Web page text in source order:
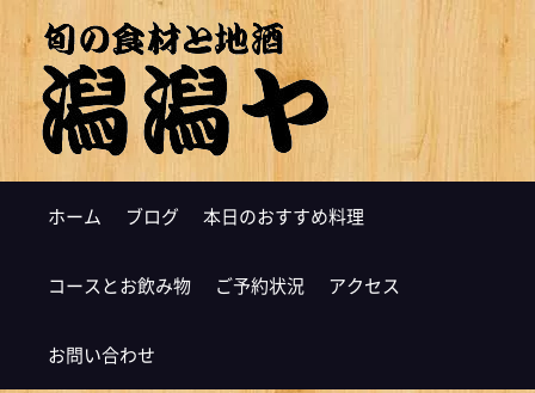
ホーム ブログ 本日のおすすめ料理
コースとお飲み物 ご予約状況 アクセス
お問い合わせ